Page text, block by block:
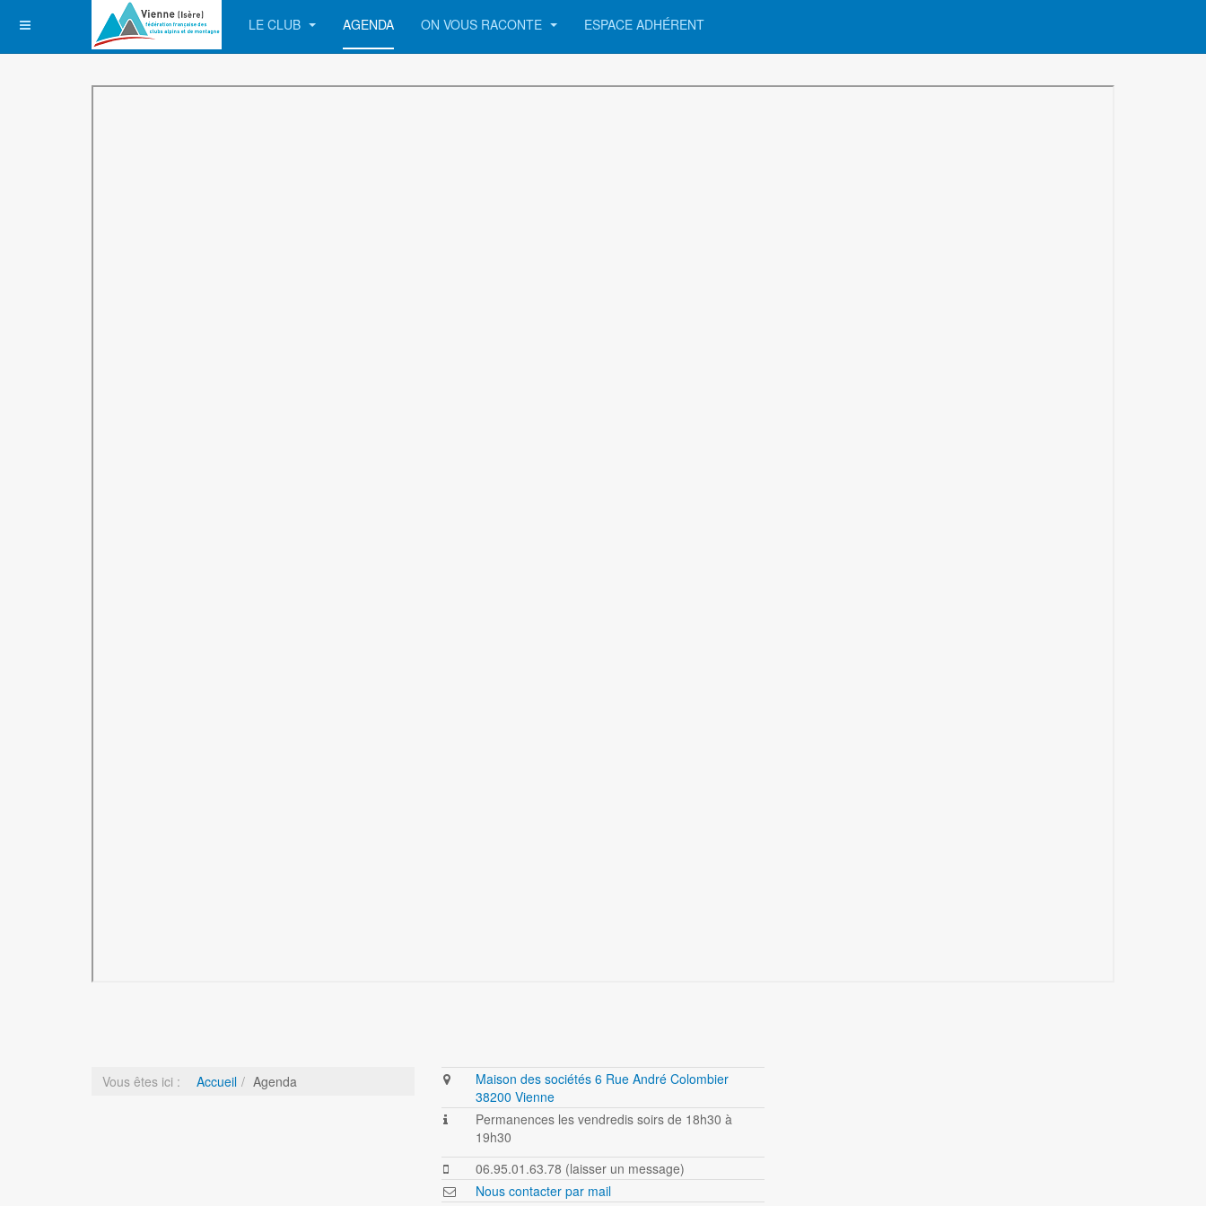
LE CLUB AGENDA ON VOUS RACONTE ESPACE ADHÉRENT
Vous êtes ici : Accueil Agenda
Maison des sociétés 6 Rue André Colombier
38200 Vienne
Permanences les vendredis soirs de 18h30 à
19h30
06.95.01.63.78 (laisser un message)
Nous contacter par mail